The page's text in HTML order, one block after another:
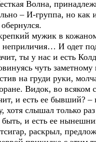
Волна,
– И-группа, но
мужик в
неприличия… И одет
ты у нас и есть
чуть
на груди руки,
Видок, во всяком
и есть ее бывший?
хотя слышал только
и есть ее
раскрыл,